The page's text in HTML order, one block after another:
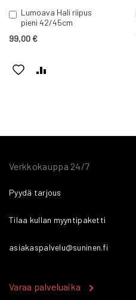
Lumoava Hali riipus
pieni 42/45cm
99,00 €
Lisää
ostoskoriin
LISÄÄ
Verkkokauppa 24/7
Pyydä tarjous
Tilaa kullan myyntipaketti
asiakaspalvelu@suninen.fi
Varaa palveluaika